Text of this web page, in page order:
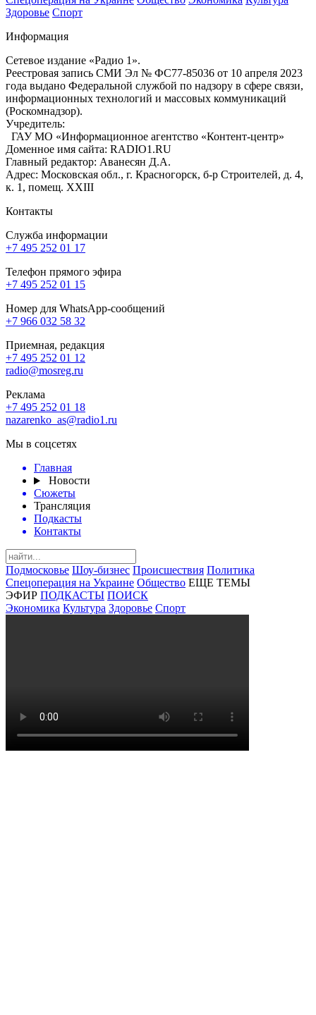
Здоровье Спорт
Информация
Сетевое издание «Радио 1».
Реестровая запись СМИ Эл № ФС77-85036 от 10 апреля 2023
года выдано Федеральной службой по надзору в сфере связи,
информационных технологий и массовых коммуникаций
(Роскомнадзор).
Учредитель:
ГАУ МО «Информационное агентство «Контент-центр»
Доменное имя сайта: RADIO1.RU
Главный редактор: Аванесян Д.А.
Адрес: Московская обл., г. Красногорск, б-р Строителей, д. 4,
к. 1, помещ. XXIII
Контакты
Служба информации
+7 495 252 01 17
Телефон прямого эфира
+7 495 252 01 15
Номер для WhatsApp-сообщений
+7 966 032 58 32
Приемная, редакция
+7 495 252 01 12
radio@mosreg.ru
Реклама
+7 495 252 01 18
nazarenko_as@radio1.ru
Мы в соцсетях
Главная
Новости
Сюжеты
Трансляция
Подкасты
Контакты
Подмосковье Шоу-бизнес Происшествия Политика
Спецоперация на Украине Общество ЕЩЕ ТЕМЫ
ЭФИР ПОДКАСТЫ ПОИСК
Экономика Культура Здоровье Спорт